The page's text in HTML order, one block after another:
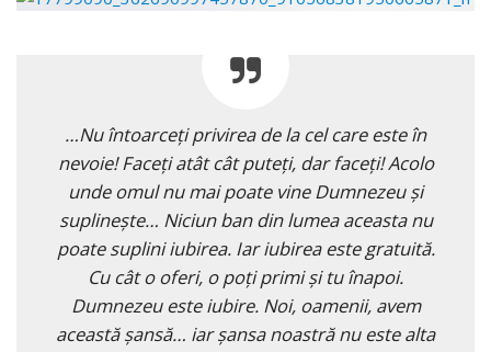
…Nu întoarceţi privirea de la cel care este în
nevoie! Faceţi atât cât puteţi, dar faceţi! Acolo
unde omul nu mai poate vine Dumnezeu şi
suplineşte… Niciun ban din lumea aceasta nu
poate suplini iubirea. Iar iubirea este gratuită.
Cu cât o oferi, o poţi primi şi tu înapoi.
Dumnezeu este iubire. Noi, oamenii, avem
această şansă… iar şansa noastră nu este alta